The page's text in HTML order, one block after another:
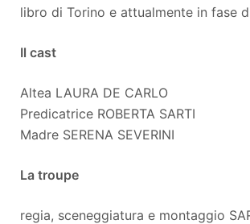
libro di Torino e attualmente in fase
Il cast
Altea LAURA DE CARLO
Predicatrice ROBERTA SARTI
Madre SERENA SEVERINI
La troupe
regia, sceneggiatura e montaggio